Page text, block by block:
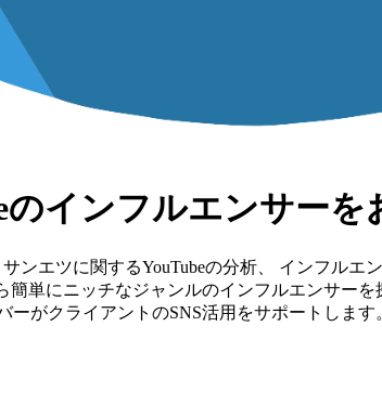
インフルエンサーを
ンエツに関するYouTubeの分析、 インフル
単にニッチなジャンルのインフルエンサー
がクライアントのSNS活用をサポートします